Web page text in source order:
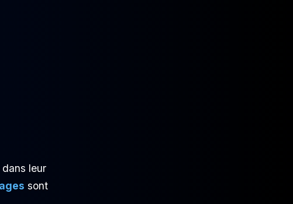
leur
sont